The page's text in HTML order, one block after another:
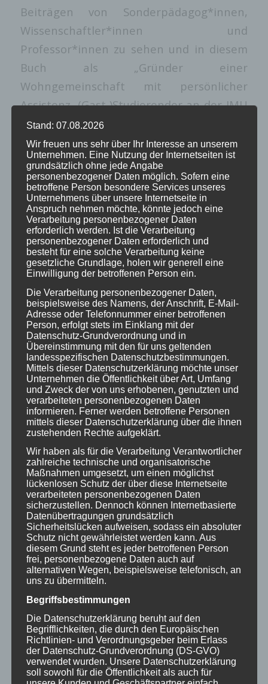
Beiträgen von Sonderpädagog*innen,
Wissenschaftler*innen und
Professor*innen zu sehen und in diesem
Buch als „Gründer einer
Wohngemeinschaft mit persönlicher
Assistenz, (Gast-)Studierender an der JMU
Würzburg und Experte in eigener Sache“
vorgestellt zu werden!
Die Stiftung Leben Pur hat mich
außerdem kürzlich eingeladen meinen
Vortrag nochmal auf einer Präsenztagung
am 21. und 22. Oktober diesen Jahres in
Köln zu halten, darüber freue ich mich
sehr 🙂
8. FEBRUAR 2022
/
INKLUSION JETZT ABER RICHTIG
ALLGEMEIN
Als Referent und
Stand: 07.08.2026
Wir freuen uns sehr über Ihr Interesse an unserem
Unternehmen. Eine Nutzung der Internetseiten ist
grundsätzlich ohne jede Angabe
personenbezogener Daten möglich. Sofern eine
betroffene Person besondere Services unseres
Unternehmens über unsere Internetseite in
Anspruch nehmen möchte, könnte jedoch eine
Verarbeitung personenbezogener Daten
erforderlich werden. Ist die Verarbeitung
personenbezogener Daten erforderlich und
besteht für eine solche Verarbeitung keine
gesetzliche Grundlage, holen wir generell eine
Einwilligung der betroffenen Person ein.
Die Verarbeitung personenbezogener Daten,
beispielsweise des Namens, der Anschrift, E-Mail-
Adresse oder Telefonnummer einer betroffenen
Person, erfolgt stets im Einklang mit der
Datenschutz-Grundverordnung und in
Übereinstimmung mit den für uns geltenden
landesspezifischen Datenschutzbestimmungen.
Mittels dieser Datenschutzerklärung möchte unser
Unternehmen die Öffentlichkeit über Art, Umfang
und Zweck der von uns erhobenen, genutzten und
verarbeiteten personenbezogenen Daten
informieren. Ferner werden betroffene Personen
mittels dieser Datenschutzerklärung über die ihnen
zustehenden Rechte aufgeklärt.
Wir haben als für die Verarbeitung Verantwortlicher
zahlreiche technische und organisatorische
Maßnahmen umgesetzt, um einen möglichst
lückenlosen Schutz der über diese Internetseite
verarbeiteten personenbezogenen Daten
sicherzustellen. Dennoch können Internetbasierte
Datenübertragungen grundsätzlich
Sicherheitslücken aufweisen, sodass ein absoluter
Schutz nicht gewährleistet werden kann. Aus
diesem Grund steht es jeder betroffenen Person
frei, personenbezogene Daten auch auf
alternativen Wegen, beispielsweise telefonisch, an
uns zu übermitteln.
Begriffsbestimmungen
Die Datenschutzerklärung beruht auf den
Begrifflichkeiten, die durch den Europäischen
Richtlinien- und Verordnungsgeber beim Erlass
der Datenschutz-Grundverordnung (DS-GVO)
verwendet wurden. Unsere Datenschutzerklärung
soll sowohl für die Öffentlichkeit als auch für